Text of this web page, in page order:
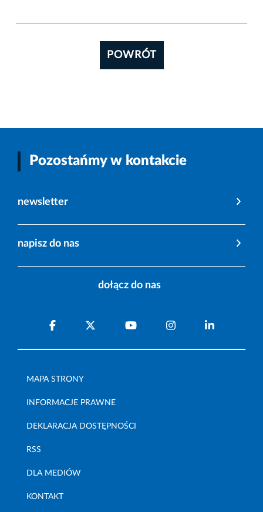
POWRÓT
Pozostańmy w kontakcie
newsletter
napisz do nas
dołącz do nas
MAPA STRONY
INFORMACJE PRAWNE
DEKLARACJA DOSTĘPNOŚCI
RSS
DLA MEDIÓW
KONTAKT